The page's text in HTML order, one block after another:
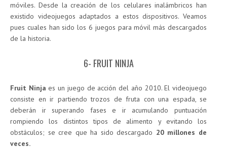
móviles. Desde la creación de los celulares inalámbricos han
existido videojuegos adaptados a estos dispositivos. Veamos
pues cuales han sido los 6 juegos para móvil más descargados
de la historia.
6- FRUIT NINJA
Fruit Ninja es un juego de acción del año 2010. El videojuego
consiste en ir partiendo trozos de fruta con una espada, se
deberán ir superando fases e ir acumulando puntuación
rompiendo los distintos tipos de alimento y evitando los
obstáculos; se cree que ha sido descargado 20 millones de
veces.